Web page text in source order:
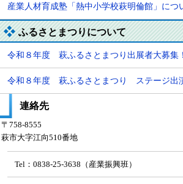
産業人材育成塾「熱中小学校萩明倫館」につ
ふるさとまつりについて
令和８年度 萩ふるさとまつり出展者大募集！
令和８年度 萩ふるさとまつり ステージ出
連絡先
〒758-8555
萩市大字江向510番地
Tel：0838-25-3638（産業振興班）